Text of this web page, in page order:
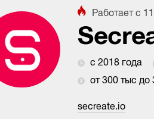
ИНТЕРНЕТ-ПЛОЩАДКАХ
VR/AR
Работает с 11
с 2018 года
от 300 тыс до
secreate.io